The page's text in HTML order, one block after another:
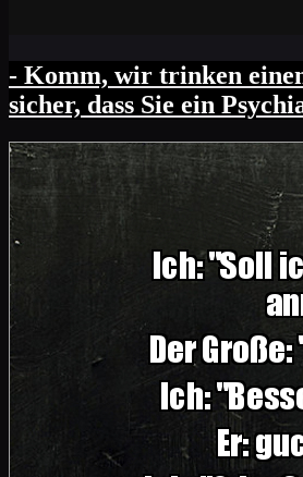
- Komm, wir trinken
sicher, dass Sie ein